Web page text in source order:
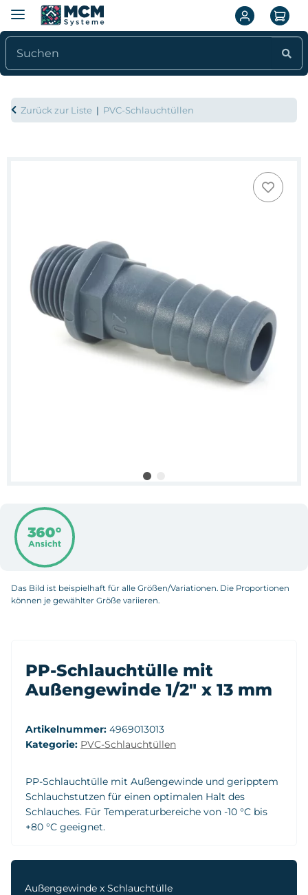
Zurück zur Liste PVC-Schlauchtüllen
Das Bild ist beispielhaft für alle Größen/Variationen. Die Proportionen
können je gewählter Größe variieren.
PP-Schlauchtülle mit
Außengewinde 1/2" x 13 mm
Artikelnummer: 4969013013
Kategorie: PVC-Schlauchtüllen
PP-Schlauchtülle mit Außengewinde und geripptem
Schlauchstutzen für einen optimalen Halt des
Schlauches. Für Temperaturbereiche von -10 °C bis
+80 °C geeignet.
Außengewinde x Schlauchtülle